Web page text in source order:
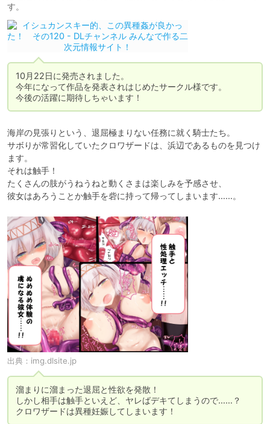
す。
10月22日に発売されました。
今年になって作品を発表されはじめたサークル様です。
今後の活躍に期待しちゃいます！
海岸の見張りという、退屈極まりない任務に就く騎士たち。
サボりが常習化していたクロワザードは、浜辺であるものを見つけ
ます。
それは触手！
たくさんの肢がうねうねと動くさまは楽しみを予感させ、
彼女はあろうことか触手を砦に持って帰ってしまいます……。
出典： img.dlsite.jp
溜まりに溜まった退屈と性欲を発散！
しかし相手は触手といえど、ヤレばデキてしまうので……？
クロワザードは異種妊娠してしまいます！